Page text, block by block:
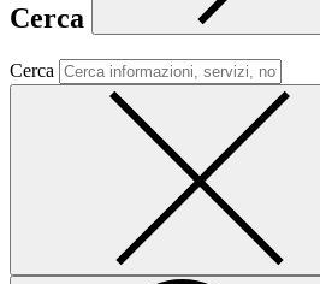
Cerca
Cerca